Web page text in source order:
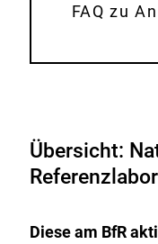
FAQ zu
Übersicht:
Diese am BfR